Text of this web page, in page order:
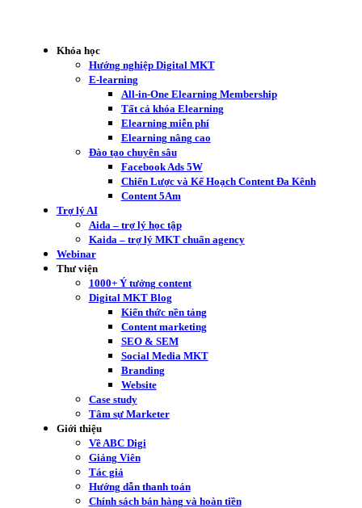
Khóa học
Hướng nghiệp Digital MKT
E-learning
All-in-One Elearning Membership
Tất cả khóa Elearning
Elearning miễn phí
Elearning nâng cao
Đào tạo chuyên sâu
Facebook Ads 5W
Chiến Lược và Kế Hoạch Content Đa Kênh
Content 5Am
Trợ lý AI
Aida – trợ lý học tập
Kaida – trợ lý MKT chuẩn agency
Webinar
Thư viện
1000+ Ý tưởng content
Digital MKT Blog
Kiến thức nền tảng
Content marketing
SEO & SEM
Social Media MKT
Branding
Website
Case study
Tâm sự Marketer
Giới thiệu
Về ABC Digi
Giảng Viên
Tác giả
Hướng dẫn thanh toán
Chính sách bán hàng và hoàn tiền